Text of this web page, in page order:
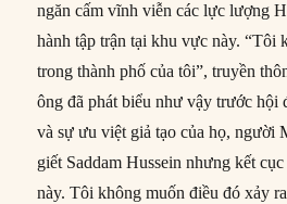
ngăn cấm vĩnh viễn các lực lượng
hành tập trận tại khu vực này. “Tôi
trong thành phố của tôi”, truyền
ông đã phát biểu như vậy trước hội
và sự ưu việt giả tạo của họ, người
giết Saddam Hussein nhưng kết
này. Tôi không muốn điều đó xảy